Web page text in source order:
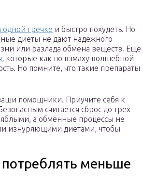
гречке и быстро похудеть. Но
диеты не дают надежного
или разлада обмена веществ. Еще
, которые как по взмаху волшебной
Но помните, что такие препараты
помощники. Приучите себя к
считается сброс до трех
а обменные процессы не
изнуряющими диетами, чтобы
меньше